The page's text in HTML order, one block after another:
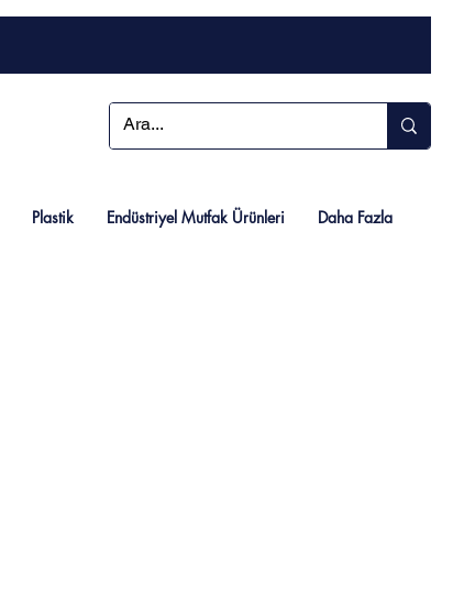
Plastik Endüstriyel Mutfak Ürünleri Daha Fazla